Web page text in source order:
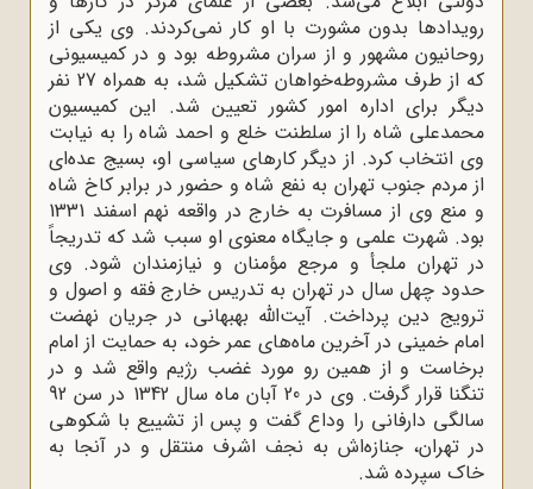
رویدادها بدون مشورت با او کار نمى‌کردند. وى یکى از
روحانیون مشهور و از سران مشروطه بود و در کمیسیونى
که از طرف مشروطه‌خواهان تشکیل شد، به همراه 27 نفر
دیگر براى اداره امور کشور تعیین شد. این کمیسیون
محمدعلى شاه را از سلطنت خلع و احمد شاه را به نیابت
وى انتخاب کرد. از دیگر کارهاى سیاسى او، بسیج عده‌اى
از مردم جنوب تهران به نفع شاه و حضور در برابر کاخ شاه
و منع وى از مسافرت به خارج در واقعه نهم اسفند 1331
بود. شهرت علمى و جایگاه معنوى او سبب شد که تدریجاً
در تهران ملجأ و مرجع مؤمنان و نیازمندان شود. وى
حدود چهل سال در تهران به تدریس خارج فقه و اصول و
ترویج دین پرداخت. آیت‌الله‌ بهبهانى در جریان نهضت
امام خمینى در آخرین ماه‌هاى عمر خود، به حمایت از امام
برخاست و از همین رو مورد غضب رژیم واقع شد و در
تنگنا قرار گرفت. وى در 20 آبان ماه سال 1342 در سن 92
سالگى دارفانى را وداع گفت و پس از تشییع با شکوهى
در تهران، جنازه‌اش به نجف اشرف منتقل و در آنجا به
خاک سپرده شد.